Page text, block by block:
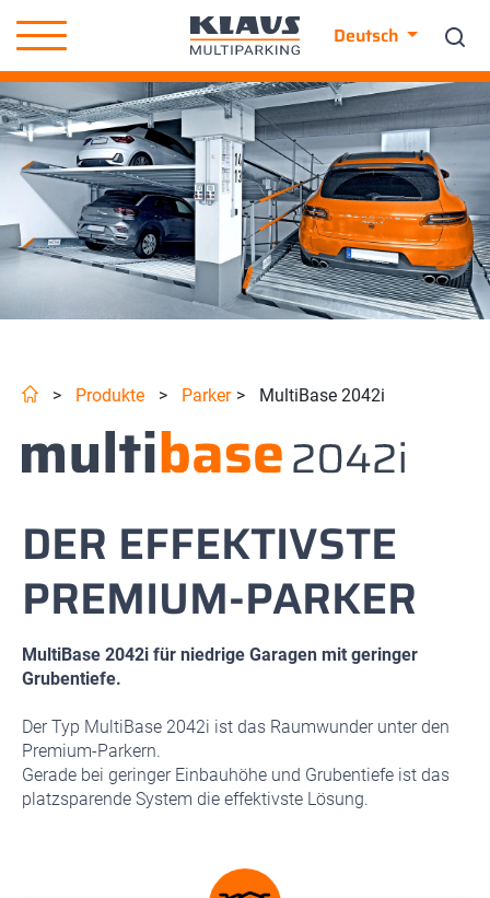
Deutsch
> Produkte > Parker > MultiBase 2042i
DER EFFEKTIVSTE
PREMIUM-PARKER
MultiBase 2042i für niedrige Garagen mit geringer
Grubentiefe.
Der Typ MultiBase 2042i ist das Raumwunder unter den
Premium-Parkern.
Gerade bei geringer Einbauhöhe und Grubentiefe ist das
platzsparende System die effektivste Lösung.